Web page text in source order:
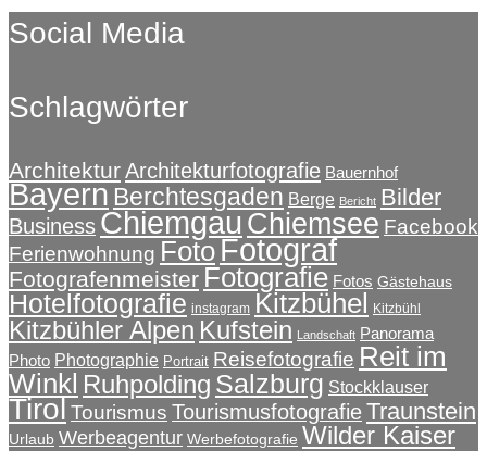
bis
€324,50
weist
auf
der
Produktseite
gewählt
werden
Social Media
Schlagwörter
ArchitekturArchitekturfotografie Bauernhof
Bayern Berchtesgaden Berge Bericht Bilder
BusinessChiemgauChiemsee Facebook
Ferienwohnung FotoFotograf
Fotografenmeister Fotografie Fotos Gästehaus
Hotelfotografie instagram Kitzbühel Kitzbühl
Kitzbühler Alpen Kufstein Landschaft Panorama
Photo Photographie Portrait Reisefotografie Reit im
Winkl Ruhpolding Salzburg Stockklauser
TirolTourismus TourismusfotografieTraunstein
Urlaub Werbeagentur Werbefotografie Wilder Kaiser